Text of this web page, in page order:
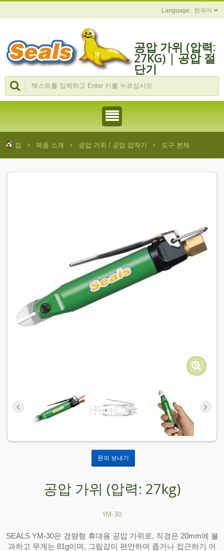
한국어
공압 가위 (압력:
27KG) | 공압 절
단기
집 제품 소개 공압 가위 / 공압 압착기 도구 본체
문의 보내기
공압 가위 (압력: 27kg)
YM-30
SEALS YM-30은 경량형 휴대용 공압 가위로, 직경은 20mm에 불
과하고 무게는 81g이며, 그립감이 편안하여 좁거나 접근하기 어